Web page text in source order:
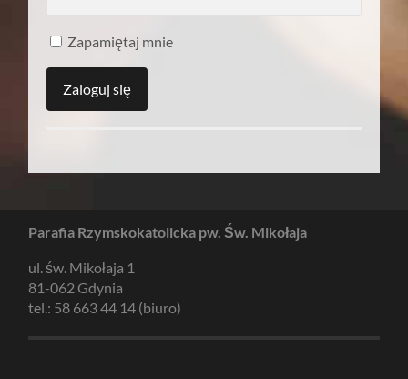
Zapamiętaj mnie
Parafia Rzymskokatolicka pw. Św. Mikołaja
ul. św. Mikołaja 1
81-062 Gdynia
tel.: 58 663 44 14 (biuro)